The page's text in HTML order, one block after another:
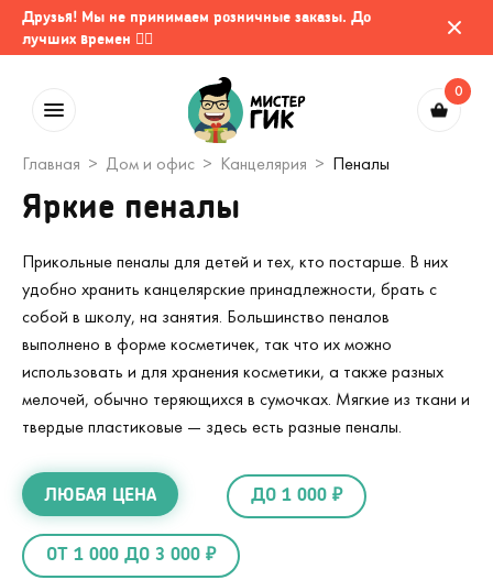
Друзья! Мы не принимаем розничные заказы. До
лучших времен 🤷‍♂️
0
Главная Дом и офис Канцелярия Пеналы
Яркие пеналы
Прикольные пеналы для детей и тех, кто постарше. В них
удобно хранить канцелярские принадлежности, брать с
собой в школу, на занятия. Большинство пеналов
выполнено в форме косметичек, так что их можно
использовать и для хранения косметики, а также разных
мелочей, обычно теряющихся в сумочках. Мягкие из ткани и
твердые пластиковые — здесь есть разные пеналы.
ЛЮБАЯ ЦЕНА ДО 1 000 ₽
ОТ 1 000 ДО 3 000 ₽